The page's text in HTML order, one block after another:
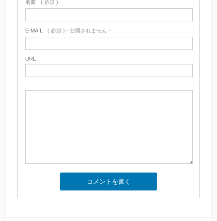
名前 ( 必須 )
E-MAIL ( 必須 ) - 公開されません -
URL